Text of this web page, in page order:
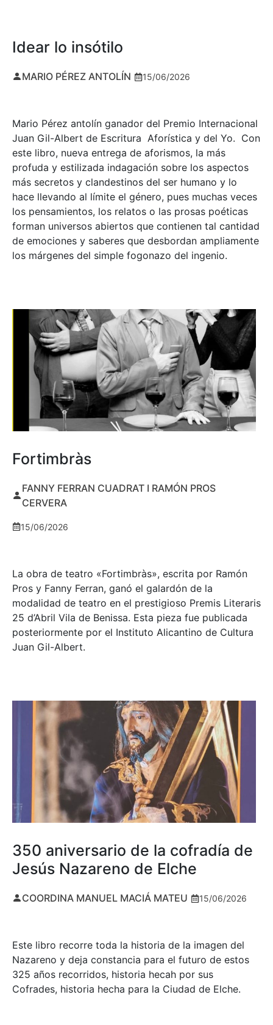
Idear lo insótilo
MARIO PÉREZ ANTOLÍN 15/06/2026
Mario Pérez antolín ganador del Premio Internacional
Juan Gil-Albert de Escritura Aforística y del Yo. Con
este libro, nueva entrega de aforismos, la más
profuda y estilizada indagación sobre los aspectos
más secretos y clandestinos del ser humano y lo
hace llevando al límite el género, pues muchas veces
los pensamientos, los relatos o las prosas poéticas
forman universos abiertos que contienen tal cantidad
de emociones y saberes que desbordan ampliamente
los márgenes del simple fogonazo del ingenio.
Fortimbràs
FANNY FERRAN CUADRAT I RAMÓN PROS
CERVERA
15/06/2026
La obra de teatro «Fortimbràs», escrita por Ramón
Pros y Fanny Ferran, ganó el galardón de la
modalidad de teatro en el prestigioso Premis Literaris
25 d’Abril Vila de Benissa. Esta pieza fue publicada
posteriormente por el Instituto Alicantino de Cultura
Juan Gil-Albert.
350 aniversario de la cofradía de
Jesús Nazareno de Elche
COORDINA MANUEL MACIÁ MATEU 15/06/2026
Este libro recorre toda la historia de la imagen del
Nazareno y deja constancia para el futuro de estos
325 años recorridos, historia hecah por sus
Cofrades, historia hecha para la Ciudad de Elche.